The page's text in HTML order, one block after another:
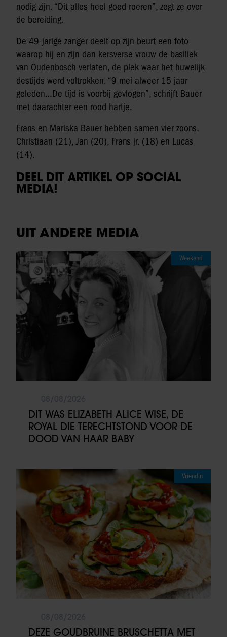
nodig zijn. “Dit alles heel goed roeren”, zegt ze over
de bereiding.
De 49-jarige zanger deelt op zijn beurt een foto
waarop hij en zijn dan kersverse vrouw de basiliek
van Oudenbosch verlaten, de plek waar het huwelijk
destijds werd voltrokken. “9 mei alweer 15 jaar
geleden…De tijd is voorbij gevlogen”, schrijft Bauer
met daarachter een rood hartje.
Frans en Mariska Bauer hebben samen vier zoons,
Christiaan (21), Jan (20), Frans jr. (18) en Lucas
(14).
DEEL DIT ARTIKEL OP SOCIAL
MEDIA!
UIT ANDERE MEDIA
Weekend
DIT WAS ELIZABETH ALICE WISE, DE
ROYAL DIE TERECHTSTOND VOOR DE
DOOD VAN HAAR BABY
Vriendin
DEZE GOUDBRUINE BRUSCHETTA MET